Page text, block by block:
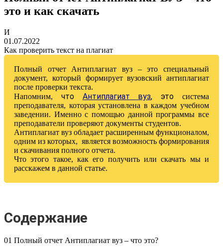
это и как скачать
И
01.07.2022
Как проверить текст на плагиат
Полный отчет Антиплагиат вуз – это специальный
документ, который формирует вузовский антиплагиат
после проверки текста.
Напомним, что Антиплагиат вуз, это система
преподавателя, которая установлена в каждом учебном
заведении. Именно с помощью данной программы все
преподаватели проверяют документы студентов.
Антиплагиат вуз обладает расширенным функционалом,
одним из которых, является возможность формирования
и скачивания полного отчета.
Что этого такое, как его получить или скачать мы и
расскажем в данной статье.
Содержание
01 Полный отчет Антиплагиат вуз – что это?